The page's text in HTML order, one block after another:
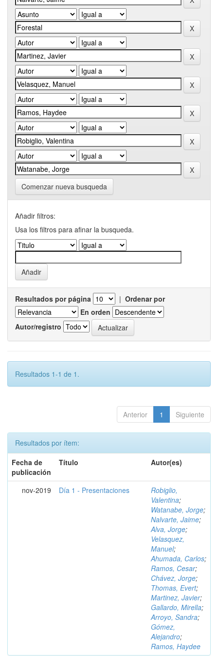
Comenzar nueva busqueda
Añadir filtros:
Usa los filtros para afinar la busqueda.
Resultados por página | Ordenar por
En orden
Autor/registro
Resultados 1-1 de 1.
Anterior 1 Siguiente
Resultados por ítem:
Fecha de
publicación
Título Autor(es)
nov-2019 Día 1 - Presentaciones
Robiglio,
Valentina;
Watanabe, Jorge;
Nalvarte, Jaime;
Alva, Jorge;
Velasquez,
Manuel;
Ahumada, Carlos;
Ramos, Cesar;
Chávez, Jorge;
Thomas, Evert;
Martinez, Javier;
Gallardo, Mirella;
Arroyo, Sandra;
Gómez,
Alejandro;
Ramos, Haydee